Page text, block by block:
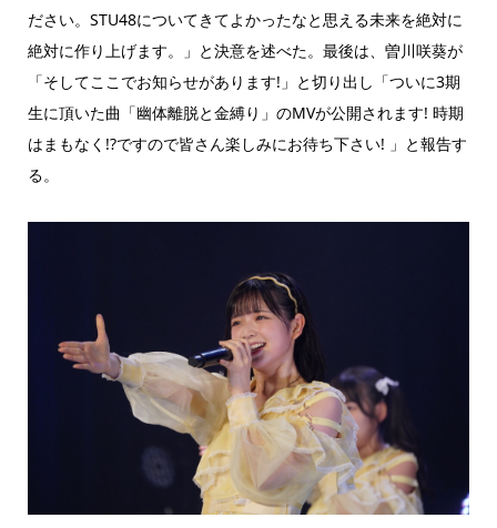
ださい。STU48についてきてよかったなと思える未来を絶対に
絶対に作り上げます。」と決意を述べた。最後は、曽川咲葵が
「そしてここでお知らせがあります!」と切り出し「ついに3期
生に頂いた曲「幽体離脱と金縛り」のMVが公開されます! 時期
はまもなく!?ですので皆さん楽しみにお待ち下さい! 」と報告す
る。